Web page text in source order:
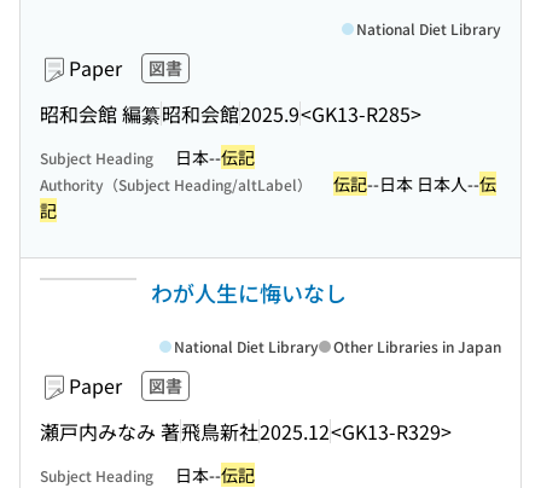
Paper 図書
昭和会館 編纂昭和会館2025.9<GK13-R285>
National Diet Library
Subject Heading 日本--伝記
Authority（Subject Heading/altLabel） 伝記--日本 日本人--伝
記
わが人生に悔いなし
Paper 図書
瀬戸内みなみ 著飛鳥新社2025.12<GK13-R329>
National Diet Library Other Libraries in Japan
Subject Heading 日本--伝記